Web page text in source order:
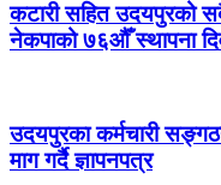
कटारी सहित उदयपुरको सबै
नेकपाको ७६औँ स्थापना
उदयपुरका कर्मचारी
माग गर्दै ज्ञापनपत्र